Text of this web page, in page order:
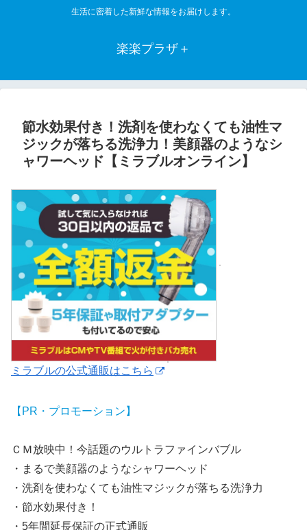
生活に密着した新鮮な情報をお届けします。
楽楽プラザ＋
節水効果付き！洗剤を使わなくても油性マ
ジックが落ちる洗浄力！美顔器のようなシ
ャワーヘッド【ミラブルオンライン】
ミラブルの公式通販はこちら
【PR・プロモーション】
ＣＭ放映中！今話題のウルトラファインバブル
・まるで美顔器のようなシャワーヘッド
・洗剤を使わなくても油性マジックが落ちる洗浄力
・節水効果付き！
・5年間延長保証の正式通販